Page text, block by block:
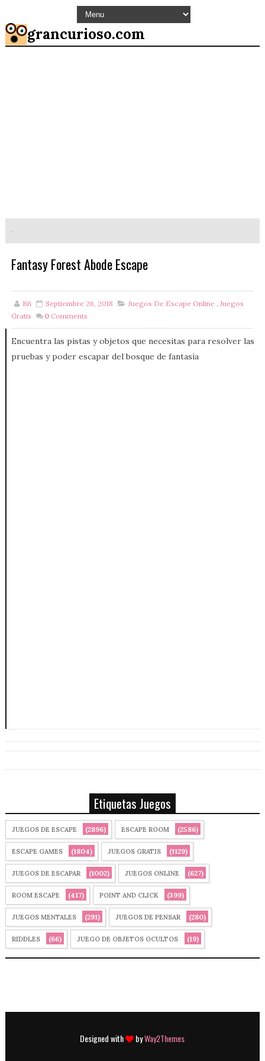
grancurioso.com
Fantasy Forest Abode Escape
Bñ Septiembre 26, 2018 Juegos De Escape Online , Juegos
Gratis
0 Comments
Encuentra las pistas y objetos que necesitas para resolver las
pruebas y poder escapar del bosque de fantasía
Etiquetas Juegos
JUEGOS DE ESCAPE (2896) ESCAPE ROOM (2586)
ESCAPE GAMES (1804) JUEGOS GRATIS (1129)
JUEGOS DE ESCAPAR (1002) JUEGOS ONLINE (627)
ROOM ESCAPE (417) POINT AND CLICK (399)
JUEGOS MENTALES (291) JUEGOS DE PENSAR (280)
RIDDLES (66) JUEGO DE OBJETOS OCULTOS (19)
Designed with byWay2Themes